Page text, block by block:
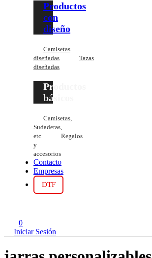
Productos
con
diseño
Camisetas
diseñadas
Tazas
diseñadas
Productos
básicos
Camisetas,
Sudaderas,
etc
Regalos
y
accesorios
Contacto
Empresas
DTF
0
Iniciar Sesión